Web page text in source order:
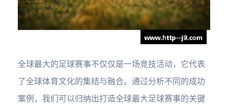
全球最大的足球赛事不仅仅是一场竞技活动，它代表
了全球体育文化的集结与融合。通过分析不同的成功
案例，我们可以归纳出打造全球最大足球赛事的关键